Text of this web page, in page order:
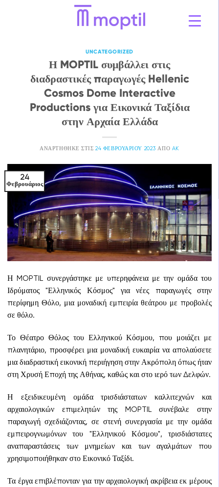
UNCATEGORIZED
Η MOPTIL συμβάλλει στις
διαδραστικές παραγωγές Hellenic
Cosmos Dome Interactive
Productions για Εικονικά Ταξίδια
στην Αρχαία Ελλάδα
ΑΝΑΡΤΉΘΗΚΕ ΣΤΙΣ24 ΦΕΒΡΟΥΑΡΊΟΥ 2023 ΑΠΌ AK
24
Φεβρουάριος
Η MOPTIL συνεργάστηκε με υπερηφάνεια με την ομάδα του
Ιδρύματος "Ελληνικός Κόσμος" για νέες παραγωγές στην
περίφημη Θόλο, μια μοναδική εμπειρία θεάτρου με προβολές
σε θόλο.
Το Θέατρο Θόλος του Ελληνικού Κόσμου, που μοιάζει με
πλανητάριο, προσφέρει μια μοναδική ευκαιρία να απολαύσετε
μια διαδραστική εικονική περιήγηση στην Ακρόπολη όπως ήταν
στη Χρυσή Εποχή της Αθήνας, καθώς και στο ιερό των Δελφών.
Η εξειδικευμένη ομάδα τρισδιάστατων καλλιτεχνών και
αρχαιολογικών επιμελητών της MOPTIL συνέβαλε στην
παραγωγή σχεδιάζοντας, σε στενή συνεργασία με την ομάδα
εμπειρογνωμόνων του "Ελληνικού Κόσμου", τρισδιάστατες
αναπαραστάσεις των μνημείων και των αγαλμάτων που
χρησιμοποιήθηκαν στο Εικονικό Ταξίδι.
Τα έργα επιβλέπονταν για την αρχαιολογική ακρίβεια εκ μέρους